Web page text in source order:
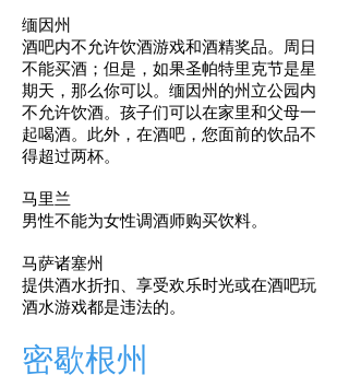
缅因州
酒吧内不允许饮酒游戏和酒精奖品。周日
不能买酒；但是，如果圣帕特里克节是星
期天，那么你可以。缅因州的州立公园内
不允许饮酒。孩子们可以在家里和父母一
起喝酒。此外，在酒吧，您面前的饮品不
得超过两杯。
马里兰
男性不能为女性调酒师购买饮料。
马萨诸塞州
提供酒水折扣、享受欢乐时光或在酒吧玩
酒水游戏都是违法的。
密歇根州